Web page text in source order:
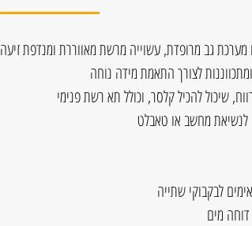
מערכת גב מרופדת, עשוייה מרשת מאווררת ומנדפת זיעה
לצורך התאמת מידה נוחה
שיכול להכיל קלסר, וכולל תא רשת פנימי
מחשב או טאבלט
לבקבוקי שתייה
דוחה מים